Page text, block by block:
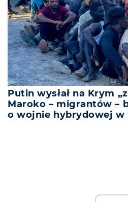
Putin wysłał na Krym
Maroko – migrantów –
o wojnie hybrydowej w